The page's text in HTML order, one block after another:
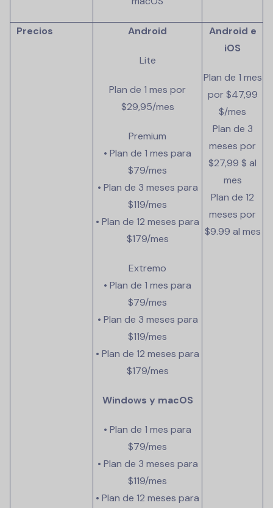
Precios Android
Lite
Plan de 1 mes por
$29,95/mes
Premium
• Plan de 1 mes para
$79/mes
• Plan de 3 meses para
$119/mes
• Plan de 12 meses para
$179/mes
Extremo
• Plan de 1 mes para
$79/mes
• Plan de 3 meses para
$119/mes
• Plan de 12 meses para
$179/mes
Windows y macOS
• Plan de 1 mes para
$79/mes
• Plan de 3 meses para
$119/mes
• Plan de 12 meses para
Android e
iOS
Plan de 1 mes
por $47,99
$/mes
Plan de 3
meses por
$27,99 $ al
mes
Plan de 12
meses por
$9.99 al mes